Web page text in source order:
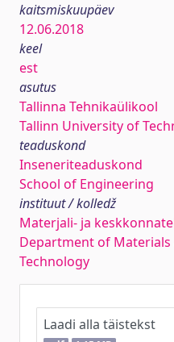
kaitsmiskuupäev
12.06.2018
keel
est
asutus
Tallinna Tehnikaülikool
Tallinn University of
teaduskond
Inseneriteaduskond
School of Engineering
instituut / kolledž
Materjali- ja
Department of
Technology
Laadi alla täistekst